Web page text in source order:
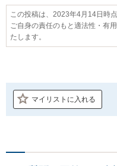
この投稿は、2023年4月14日時点
ご自身の責任のもと適法性・有
たします。
マイリストに入れる